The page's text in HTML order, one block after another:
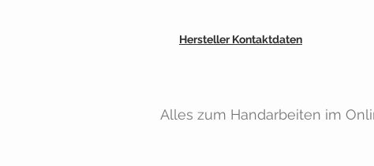
Hersteller Kontaktdaten
Alles zum Handarbeiten im